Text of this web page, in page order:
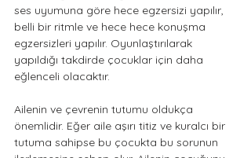
ses uyumuna göre hece egzersizi yapılır,
belli bir ritmle ve hece hece konuşma
egzersizleri yapılır. Oyunlaştırılarak
yapıldığı takdirde çocuklar için daha
eğlenceli olacaktır.
Ailenin ve çevrenin tutumu oldukça
önemlidir. Eğer aile aşırı titiz ve kuralcı bir
tutuma sahipse bu çocukta bu sorunun